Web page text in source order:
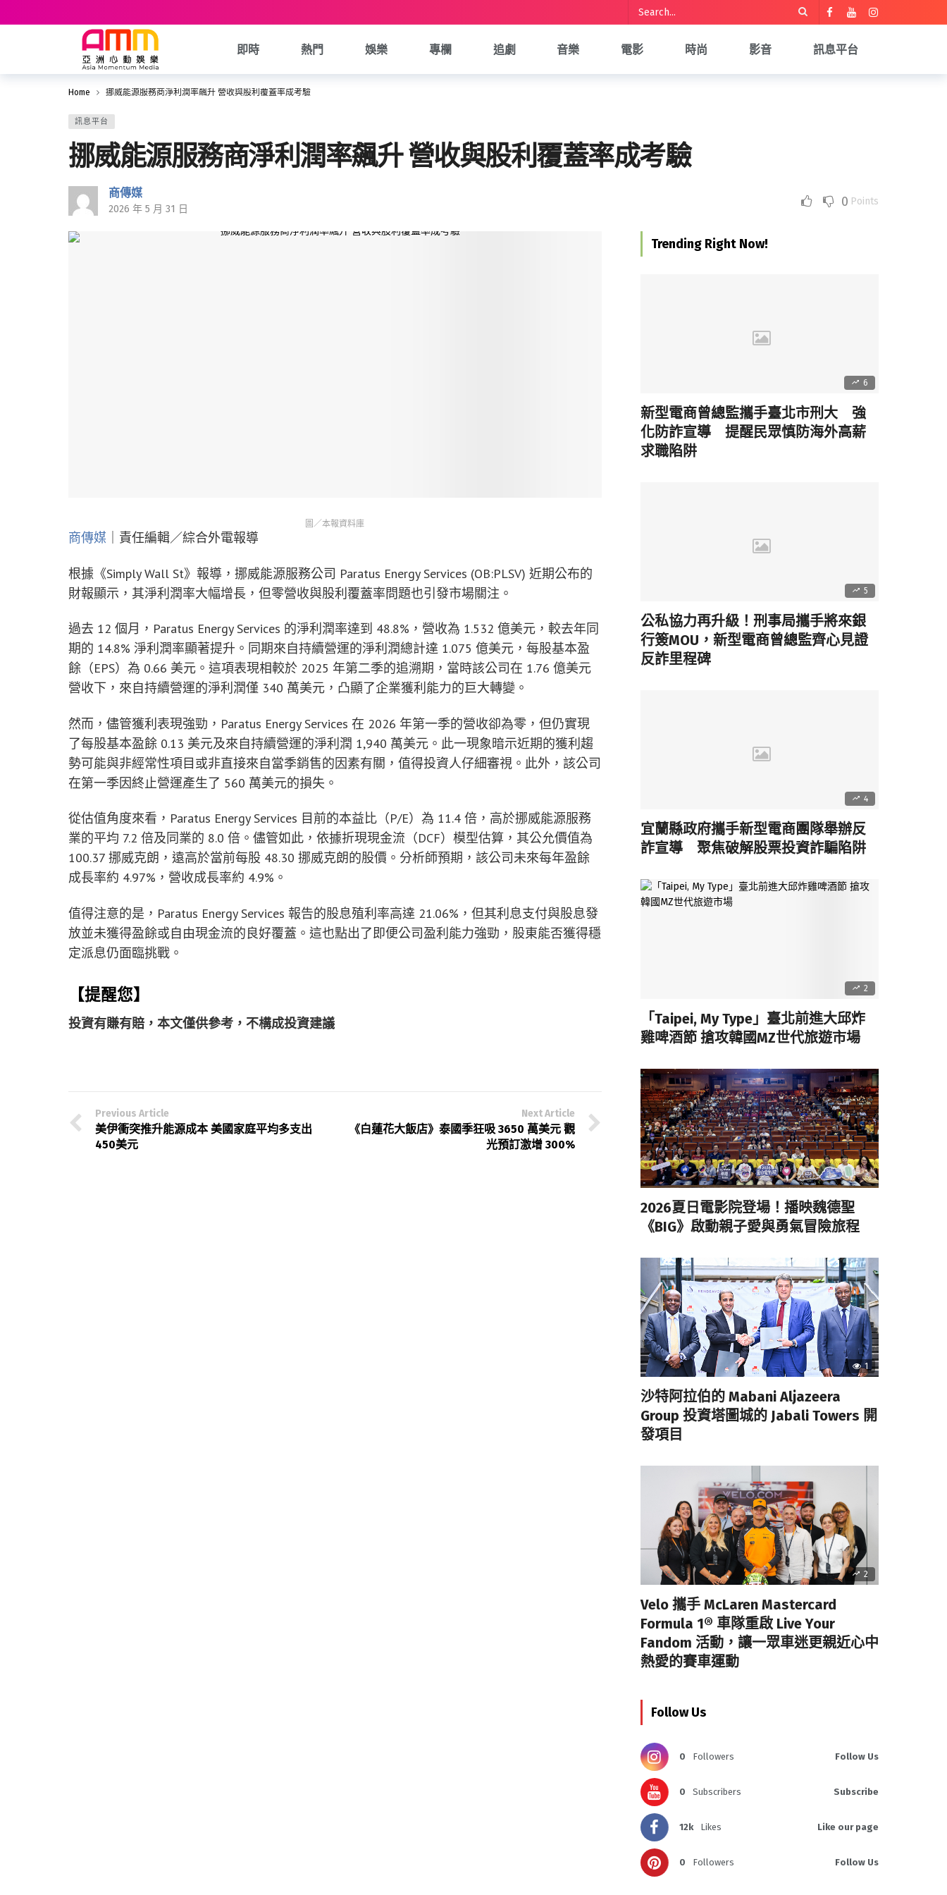
即時 熱門 娛樂 專欄 追劇 音樂 電影 時尚 影音 訊息平台
Home 挪威能源服務商淨利潤率飆升 營收與股利覆蓋率成考驗
訊息平台
挪威能源服務商淨利潤率飆升 營收與股利覆蓋率成考驗
商傳媒
2026 年 5 月 31 日 0 Points
圖／本報資料庫
商傳媒 ｜責任編輯／綜合外電報導
根據《Simply Wall St》報導，挪威能源服務公司 Paratus Energy Services (OB:PLSV) 近期公布的
財報顯示，其淨利潤率大幅增長，但零營收與股利覆蓋率問題也引發市場關注。
過去 12 個月，Paratus Energy Services 的淨利潤率達到 48.8%，營收為 1.532 億美元，較去年同
期的 14.8% 淨利潤率顯著提升。同期來自持續營運的淨利潤總計達 1.075 億美元，每股基本盈
餘（EPS）為 0.66 美元。這項表現相較於 2025 年第二季的追溯期，當時該公司在 1.76 億美元
營收下，來自持續營運的淨利潤僅 340 萬美元，凸顯了企業獲利能力的巨大轉變。
然而，儘管獲利表現強勁，Paratus Energy Services 在 2026 年第一季的營收卻為零，但仍實現
了每股基本盈餘 0.13 美元及來自持續營運的淨利潤 1,940 萬美元。此一現象暗示近期的獲利趨
勢可能與非經常性項目或非直接來自當季銷售的因素有關，值得投資人仔細審視。此外，該公司
在第一季因終止營運產生了 560 萬美元的損失。
從估值角度來看，Paratus Energy Services 目前的本益比（P/E）為 11.4 倍，高於挪威能源服務
業的平均 7.2 倍及同業的 8.0 倍。儘管如此，依據折現現金流（DCF）模型估算，其公允價值為
100.37 挪威克朗，遠高於當前每股 48.30 挪威克朗的股價。分析師預期，該公司未來每年盈餘
成長率約 4.97%，營收成長率約 4.9%。
值得注意的是，Paratus Energy Services 報告的股息殖利率高達 21.06%，但其利息支付與股息發
放並未獲得盈餘或自由現金流的良好覆蓋。這也點出了即便公司盈利能力強勁，股東能否獲得穩
定派息仍面臨挑戰。
【提醒您】
投資有賺有賠，本文僅供參考，不構成投資建議
Previous Article
美伊衝突推升能源成本 美國家庭平均多支出
450美元
Next Article
《白蓮花大飯店》泰國季狂吸 3650 萬美元 觀
光預訂激增 300%
Trending Right Now!
6
新型電商曾總監攜手臺北市刑大 強
化防詐宣導 提醒民眾慎防海外高薪
求職陷阱
5
公私協力再升級！刑事局攜手將來銀
行簽MOU，新型電商曾總監齊心見證
反詐里程碑
4
宜蘭縣政府攜手新型電商團隊舉辦反
詐宣導 聚焦破解股票投資詐騙陷阱
2
「Taipei, My Type」臺北前進大邱炸
雞啤酒節 搶攻韓國MZ世代旅遊市場
2026夏日電影院登場！播映魏德聖
《BIG》啟動親子愛與勇氣冒險旅程
1
沙特阿拉伯的 Mabani Aljazeera
Group 投資塔圖城的 Jabali Towers 開
發項目
2
Velo 攜手 McLaren Mastercard
Formula 1® 車隊重啟 Live Your
Fandom 活動，讓一眾車迷更親近心中
熱愛的賽車運動
Follow Us
0 Followers Follow Us
0 Subscribers Subscribe
12k Likes Like our page
0 Followers Follow Us